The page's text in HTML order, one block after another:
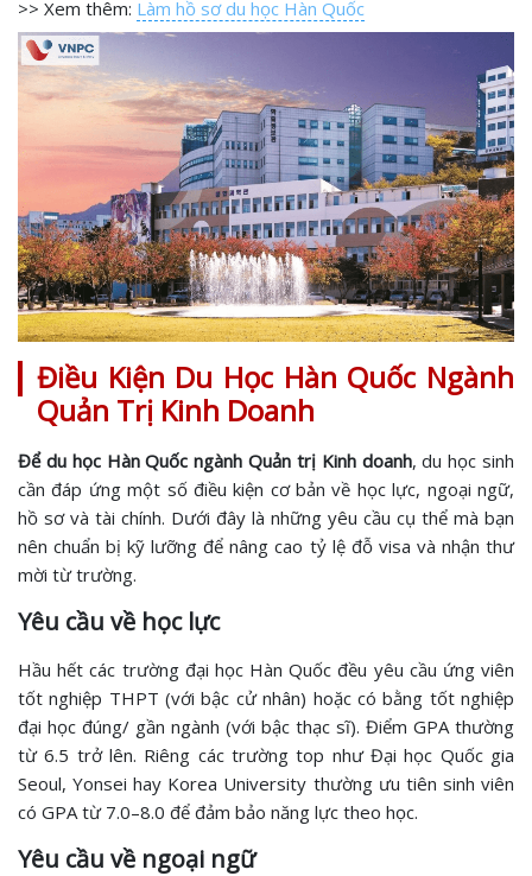
>> Xem thêm: Làm hồ sơ du học Hàn Quốc
Điều Kiện Du Học Hàn Quốc Ngành
Quản Trị Kinh Doanh
Để du học Hàn Quốc ngành Quản trị Kinh doanh, du học sinh
cần đáp ứng một số điều kiện cơ bản về học lực, ngoại ngữ,
hồ sơ và tài chính. Dưới đây là những yêu cầu cụ thể mà bạn
nên chuẩn bị kỹ lưỡng để nâng cao tỷ lệ đỗ visa và nhận thư
mời từ trường.
Yêu cầu về học lực
Hầu hết các trường đại học Hàn Quốc đều yêu cầu ứng viên
tốt nghiệp THPT (với bậc cử nhân) hoặc có bằng tốt nghiệp
đại học đúng/ gần ngành (với bậc thạc sĩ). Điểm GPA thường
từ 6.5 trở lên. Riêng các trường top như Đại học Quốc gia
Seoul, Yonsei hay Korea University thường ưu tiên sinh viên
có GPA từ 7.0–8.0 để đảm bảo năng lực theo học.
Yêu cầu về ngoại ngữ